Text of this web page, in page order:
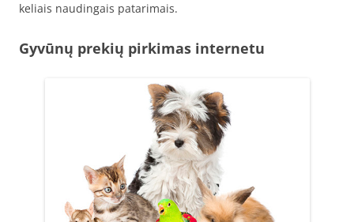
keliais naudingais patarimais.
Gyvūnų prekių pirkimas internetu